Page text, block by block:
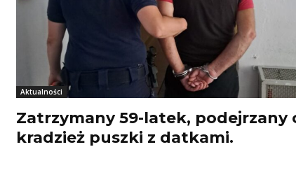
Aktualności
Zatrzymany 59-latek, podejrzany
kradzież puszki z datkami.